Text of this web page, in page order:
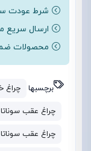
شرط عودت
ارسال سریع
محصولات
برچسبها چراغ خطر
چراغ عقب سوناتا 2016 استوک
چراغ عقب سوناتا 2017 استوک